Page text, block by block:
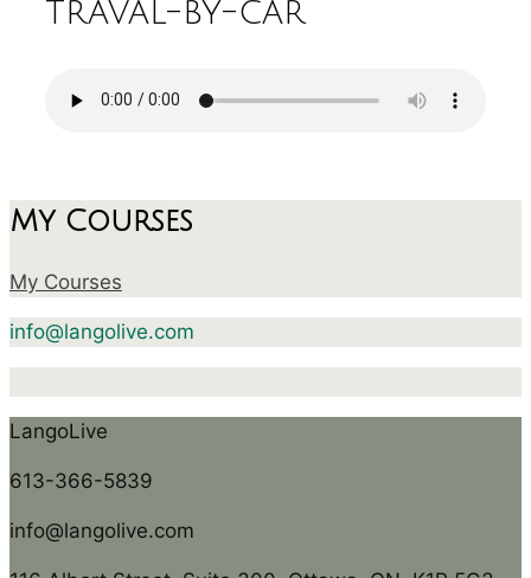
traval-by-car
My Courses
My Courses
info@langolive.com
LangoLive
613-366-5839
info@langolive.com